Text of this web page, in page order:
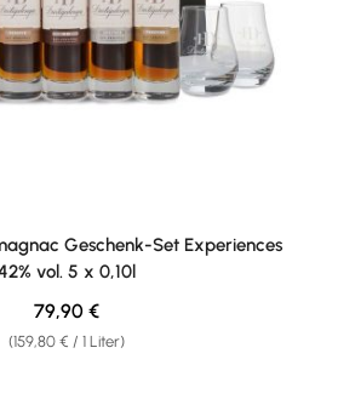
Geschenk-Set Experiences
vol. 5 x 0,10l
(159,80 € / 1 Liter)
Regulärer Preis:
79,90 €